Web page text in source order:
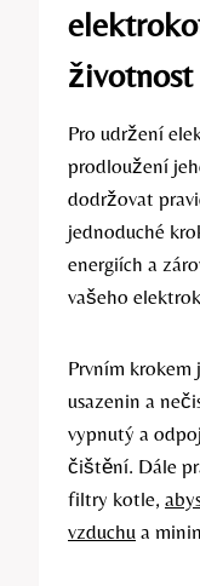
Pro udržení
prodloužení
dodržovat
jednoduché
energiích a
vašeho
Prvním
usazenin a
vypnutý a
čištění. Dále
filtry kotle,
vzduchu a